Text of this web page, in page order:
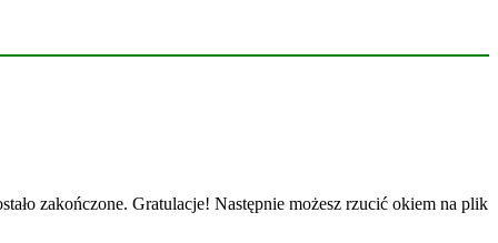
zakończone. Gratulacje! Następnie możesz rzucić okiem na plik